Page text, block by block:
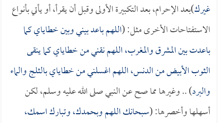
غيرك)بعد الإحرام، بعد التكبيرة الأولى وقبل أن يقرأ، أو يأتي بأنواع
الاستفتاحات الأخرى مثل: (اللهم باعد بيني وبين خطاياي كما
باعدت بين المشرق والمغرب، اللهم نقني من خطاياي كما ينقى
الثوب الأبيض من الدنس، اللهم اغسلني من خطاياي بالثلج والماء
والبرد) .. وغيرها مما صح عن النبي صلى الله عليه وسلم، لكن
أسهلها وأخصرها: (سبحانك اللهم وبحمدك، وتبارك اسمك،